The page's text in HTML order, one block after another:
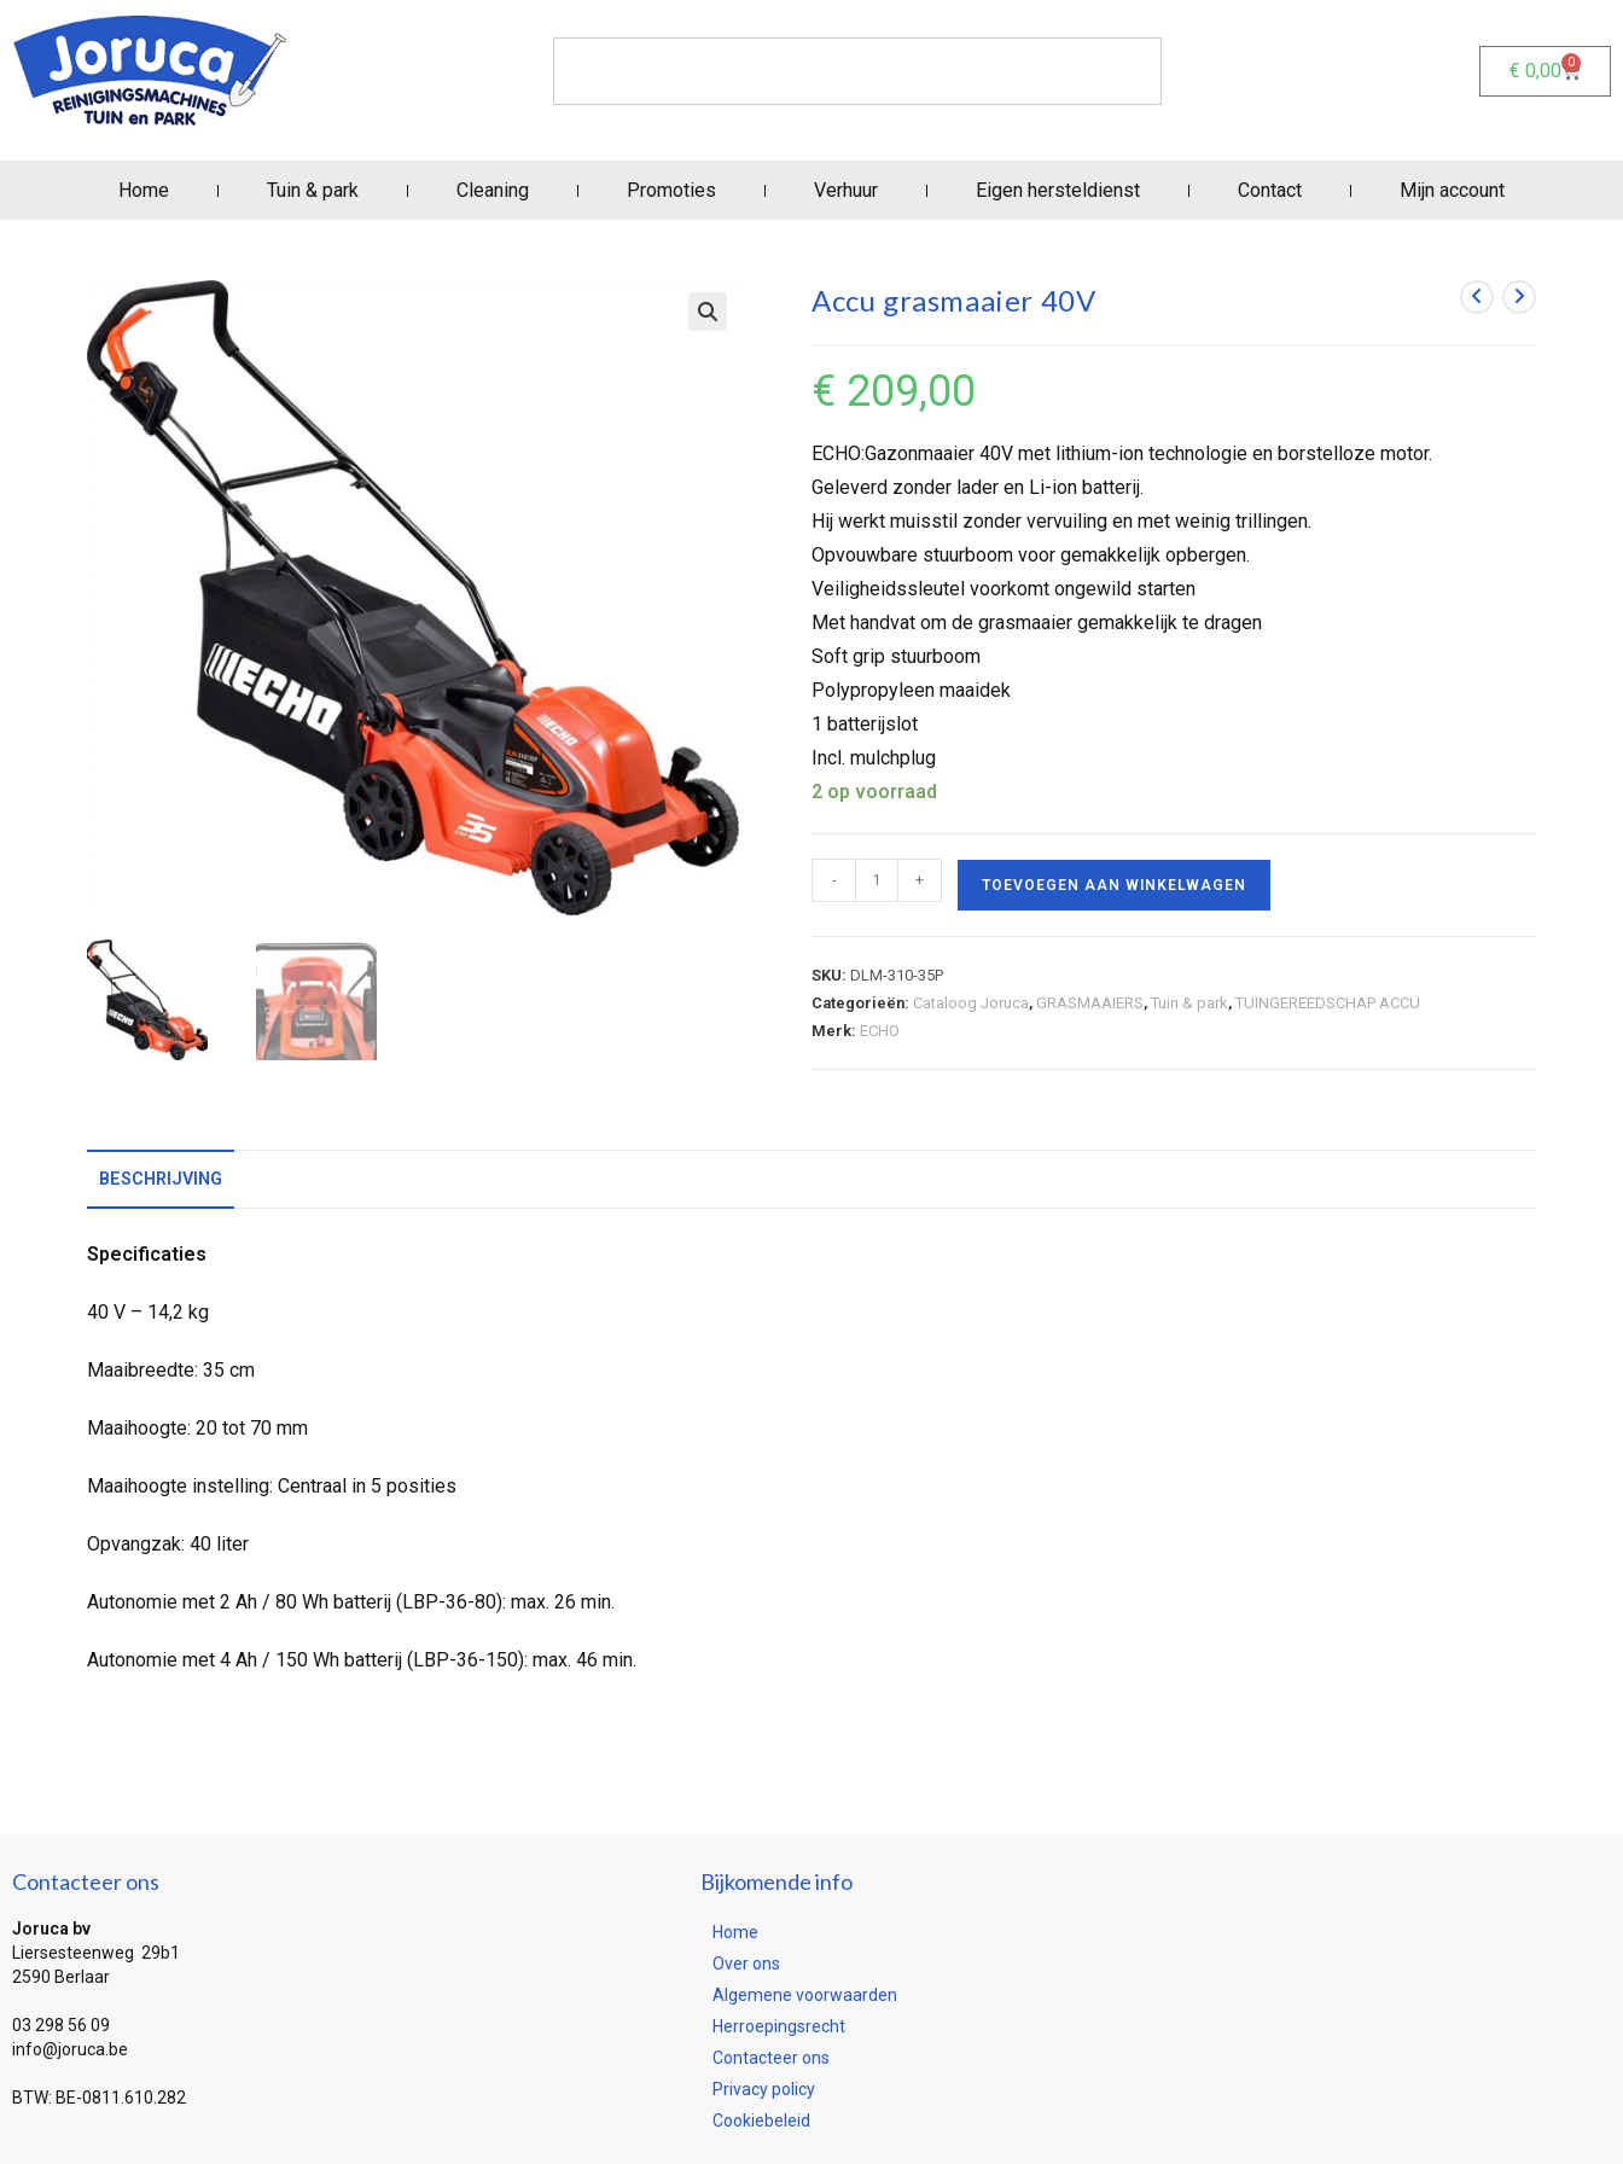
€ 0,00 0
Home Tuin & park Cleaning Promoties Verhuur Eigen hersteldienst Contact Mijn account
Accu grasmaaier 40V
€ 209,00
ECHO:Gazonmaaier 40V met lithium-ion technologie en borstelloze motor.
Geleverd zonder lader en Li-ion batterij.
Hij werkt muisstil zonder vervuiling en met weinig trillingen.
Opvouwbare stuurboom voor gemakkelijk opbergen.
Veiligheidssleutel voorkomt ongewild starten
Met handvat om de grasmaaier gemakkelijk te dragen
Soft grip stuurboom
Polypropyleen maaidek
1 batterijslot
Incl. mulchplug
2 op voorraad
- + TOEVOEGEN AAN WINKELWAGEN
SKU: DLM-310-35P
Categorieën: Cataloog Joruca, GRASMAAIERS, Tuin & park, TUINGEREEDSCHAP ACCU
Merk: ECHO
BESCHRIJVING
Specificaties
40 V – 14,2 kg
Maaibreedte: 35 cm
Maaihoogte: 20 tot 70 mm
Maaihoogte instelling: Centraal in 5 posities
Opvangzak: 40 liter
Autonomie met 2 Ah / 80 Wh batterij (LBP-36-80): max. 26 min.
Autonomie met 4 Ah / 150 Wh batterij (LBP-36-150): max. 46 min.
Contacteer ons
Joruca bv
Liersesteenweg 29b1
2590 Berlaar
03 298 56 09
info@joruca.be
BTW: BE-0811.610.282
Bijkomende info
Home
Over ons
Algemene voorwaarden
Herroepingsrecht
Contacteer ons
Privacy policy
Cookiebeleid